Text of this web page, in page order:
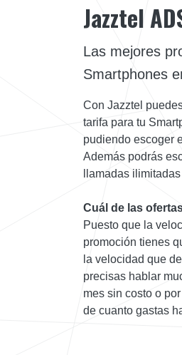
Jazztel
Las mejores
Smartphones
Con Jazztel
tarifa para tu
pudiendo escoger
Además podrás
llamadas
Cuál de las
Puesto que la
promoción tienes
la velocidad que
precisas hablar
mes sin costo o
de cuanto gastas